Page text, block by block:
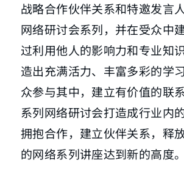
战略合作伙伴关系和特邀发言
网络研讨会系列，并在受众中
过利用他人的影响力和专业知
造出充满活力、丰富多彩的学
众参与其中，建立有价值的联
系列网络研讨会打造成行业内
拥抱合作，建立伙伴关系，释
的网络系列讲座达到新的高度。